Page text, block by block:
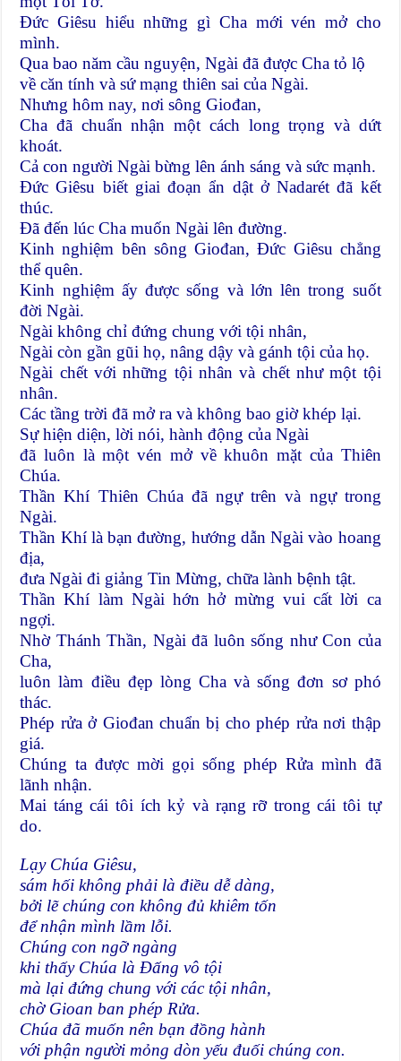
Ðức Giêsu hiểu những gì Cha mới vén mở cho
mình.
Qua bao năm cầu nguyện, Ngài đã được Cha tỏ lộ
về căn tính và sứ mạng thiên sai của Ngài.
Nhưng hôm nay, nơi sông Giođan,
Cha đã chuẩn nhận một cách long trọng và dứt
khoát.
Cả con người Ngài bừng lên ánh sáng và sức mạnh.
Ðức Giêsu biết giai đoạn ẩn dật ở Nadarét đã kết
thúc.
Ðã đến lúc Cha muốn Ngài lên đường.
Kinh nghiệm bên sông Giođan, Ðức Giêsu chẳng
thể quên.
Kinh nghiệm ấy được sống và lớn lên trong suốt
đời Ngài.
Ngài không chỉ đứng chung với tội nhân,
Ngài còn gần gũi họ, nâng dậy và gánh tội của họ.
Ngài chết với những tội nhân và chết như một tội
nhân.
Các tầng trời đã mở ra và không bao giờ khép lại.
Sự hiện diện, lời nói, hành động của Ngài
đã luôn là một vén mở về khuôn mặt của Thiên
Chúa.
Thần Khí Thiên Chúa đã ngự trên và ngự trong
Ngài.
Thần Khí là bạn đường, hướng dẫn Ngài vào hoang
địa,
đưa Ngài đi giảng Tin Mừng, chữa lành bệnh tật.
Thần Khí làm Ngài hớn hở mừng vui cất lời ca
ngợi.
Nhờ Thánh Thần, Ngài đã luôn sống như Con của
Cha,
luôn làm điều đẹp lòng Cha và sống đơn sơ phó
thác.
Phép rửa ở Giođan chuẩn bị cho phép rửa nơi thập
giá.
Chúng ta được mời gọi sống phép Rửa mình đã
lãnh nhận.
Mai táng cái tôi ích kỷ và rạng rỡ trong cái tôi tự
do.
Lạy Chúa Giêsu,
sám hối không phải là điều dễ dàng,
bởi lẽ chúng con không đủ khiêm tốn
để nhận mình lầm lỗi.
Chúng con ngỡ ngàng
khi thấy Chúa là Đấng vô tội
mà lại đứng chung với các tội nhân,
chờ Gioan ban phép Rửa.
Chúa đã muốn nên bạn đồng hành
với phận người mỏng dòn yếu đuối chúng con.